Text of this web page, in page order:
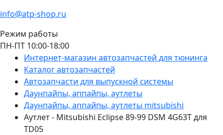
info@atp-shop.ru
Режим работы
ПН-ПТ 10:00-18:00
Интернет-магазин автозапчастей для тюнинга
Каталог автозапчастей
Автозапчасти для выпускной системы
Даунпайпы, аппайпы, аутлеты
Даунпайпы, аппайпы, аутлеты mitsubishi
Аутлет - Mitsubishi Eclipse 89-99 DSM 4G63T для
TD05